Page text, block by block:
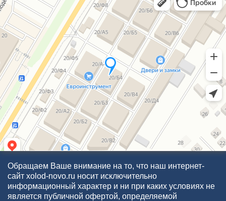
Обращаем Ваше внимание на то, что наш интернет-
сайт xolod-novo.ru носит исключительно
информационный характер и ни при каких условиях не
является публичной офертой, определяемой